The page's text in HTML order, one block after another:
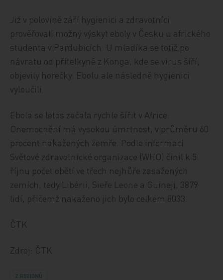
Již v polovině září hygienici a zdravotníci
prověřovali možný výskyt eboly v Česku u afrického
studenta v Pardubicích. U mladíka se totiž po
návratu od přítelkyně z Konga, kde se virus šíří,
objevily horečky. Ebolu ale následně hygienici
vyloučili.
Ebola se letos začala rychle šířit v Africe.
Onemocnění má vysokou úmrtnost, v průměru 60
procent nakažených zemře. Podle informací
Světové zdravotnické organizace (WHO) činil k 5.
říjnu počet obětí ve třech nejhůře zasažených
zemích, tedy Libérii, Sieře Leone a Guineji, 3879
lidí, přičemž nakaženo jich bylo celkem 8033.
ČTK
Zdroj: ČTK
Z REGIONŮ